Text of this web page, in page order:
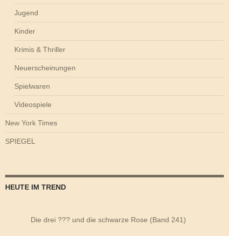
Jugend
Kinder
Krimis & Thriller
Neuerscheinungen
Spielwaren
Videospiele
New York Times
SPIEGEL
HEUTE IM TREND
Die drei ??? und die schwarze Rose (Band 241)